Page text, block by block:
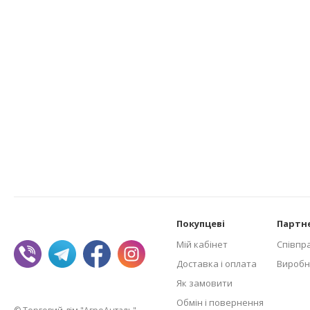
Покупцеві
Мій кабінет
Доставка і оплата
Як замовити
Обмін і повернення